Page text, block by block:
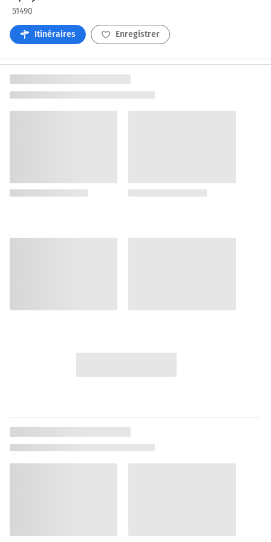
51490
Itinéraires Enregistrer